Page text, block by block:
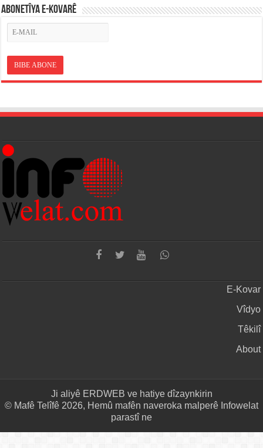
ABONETÎYA E-KOVARÊ
E-Kovar
Vîdyo
Têkilî
About
Ji aliyê ERDWEB ve hatiye dîzaynkirin
© Mafê Telîfê 2026, Hemû mafên naveroka malperê Infowelat
parastî ne